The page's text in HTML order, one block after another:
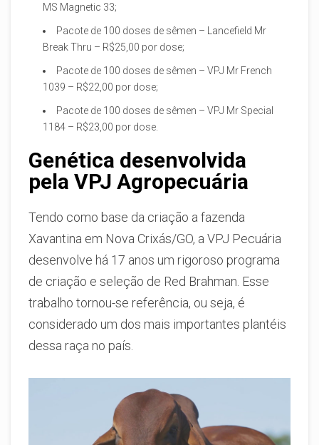
MS Magnetic 33;
Pacote de 100 doses de sêmen – Lancefield Mr
Break Thru – R$25,00 por dose;
Pacote de 100 doses de sêmen – VPJ Mr French
1039 – R$22,00 por dose;
Pacote de 100 doses de sêmen – VPJ Mr Special
1184 – R$23,00 por dose.
Genética desenvolvida
pela VPJ Agropecuária
Tendo como base da criação a fazenda
Xavantina em Nova Crixás/GO, a VPJ Pecuária
desenvolve há 17 anos um rigoroso programa
de criação e seleção de Red Brahman. Esse
trabalho tornou-se referência, ou seja, é
considerado um dos mais importantes plantéis
dessa raça no país.